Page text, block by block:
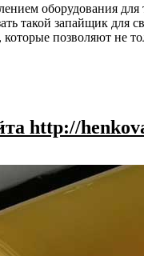
оборудования
такой запайщик для
позволяют не
http://